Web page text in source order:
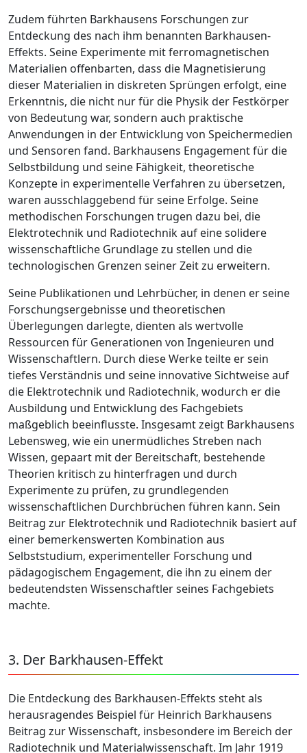
Zudem führten Barkhausens Forschungen zur
Entdeckung des nach ihm benannten Barkhausen-
Effekts. Seine Experimente mit ferromagnetischen
Materialien offenbarten, dass die Magnetisierung
dieser Materialien in diskreten Sprüngen erfolgt, eine
Erkenntnis, die nicht nur für die Physik der Festkörper
von Bedeutung war, sondern auch praktische
Anwendungen in der Entwicklung von Speichermedien
und Sensoren fand. Barkhausens Engagement für die
Selbstbildung und seine Fähigkeit, theoretische
Konzepte in experimentelle Verfahren zu übersetzen,
waren ausschlaggebend für seine Erfolge. Seine
methodischen Forschungen trugen dazu bei, die
Elektrotechnik und Radiotechnik auf eine solidere
wissenschaftliche Grundlage zu stellen und die
technologischen Grenzen seiner Zeit zu erweitern.
Seine Publikationen und Lehrbücher, in denen er seine
Forschungsergebnisse und theoretischen
Überlegungen darlegte, dienten als wertvolle
Ressourcen für Generationen von Ingenieuren und
Wissenschaftlern. Durch diese Werke teilte er sein
tiefes Verständnis und seine innovative Sichtweise auf
die Elektrotechnik und Radiotechnik, wodurch er die
Ausbildung und Entwicklung des Fachgebiets
maßgeblich beeinflusste. Insgesamt zeigt Barkhausens
Lebensweg, wie ein unermüdliches Streben nach
Wissen, gepaart mit der Bereitschaft, bestehende
Theorien kritisch zu hinterfragen und durch
Experimente zu prüfen, zu grundlegenden
wissenschaftlichen Durchbrüchen führen kann. Sein
Beitrag zur Elektrotechnik und Radiotechnik basiert auf
einer bemerkenswerten Kombination aus
Selbststudium, experimenteller Forschung und
pädagogischem Engagement, die ihn zu einem der
bedeutendsten Wissenschaftler seines Fachgebiets
machte.
3. Der Barkhausen-Effekt
Die Entdeckung des Barkhausen-Effekts steht als
herausragendes Beispiel für Heinrich Barkhausens
Beitrag zur Wissenschaft, insbesondere im Bereich der
Radiotechnik und Materialwissenschaft. Im Jahr 1919